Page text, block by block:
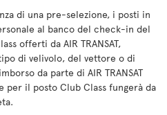
di una pre-selezione, i posti in
al banco del check-in del
offerti da AIR TRANSAT,
di velivolo, del vettore o di
da parte di AIR TRANSAT
per il posto Club Class fungerà da